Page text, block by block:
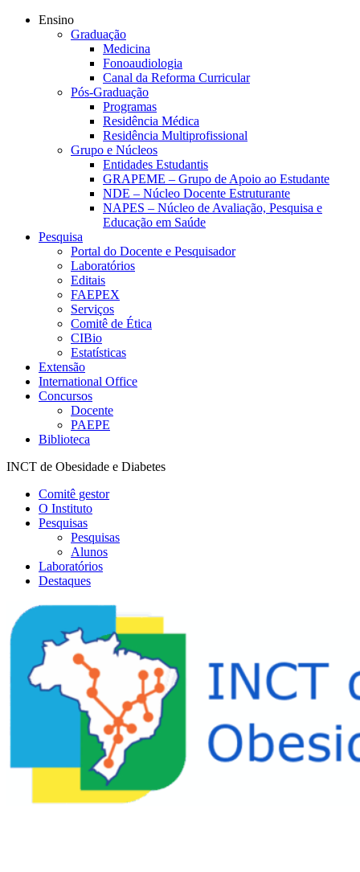
Ensino
Graduação
Medicina
Fonoaudiologia
Canal da Reforma Curricular
Pós-Graduação
Programas
Residência Médica
Residência Multiprofissional
Grupo e Núcleos
Entidades Estudantis
GRAPEME – Grupo de Apoio ao Estudante
NDE – Núcleo Docente Estruturante
NAPES – Núcleo de Avaliação, Pesquisa e
Educação em Saúde
Pesquisa
Portal do Docente e Pesquisador
Laboratórios
Editais
FAEPEX
Serviços
Comitê de Ética
CIBio
Estatísticas
Extensão
International Office
Concursos
Docente
PAEPE
Biblioteca
INCT de Obesidade e Diabetes
Comitê gestor
O Instituto
Pesquisas
Pesquisas
Alunos
Laboratórios
Destaques